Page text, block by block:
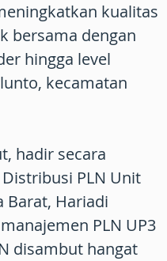
kualitas
bersama dengan
hingga level
kecamatan
hadir secara
PLN Unit
Barat, Hariadi
PLN UP3
disambut hangat